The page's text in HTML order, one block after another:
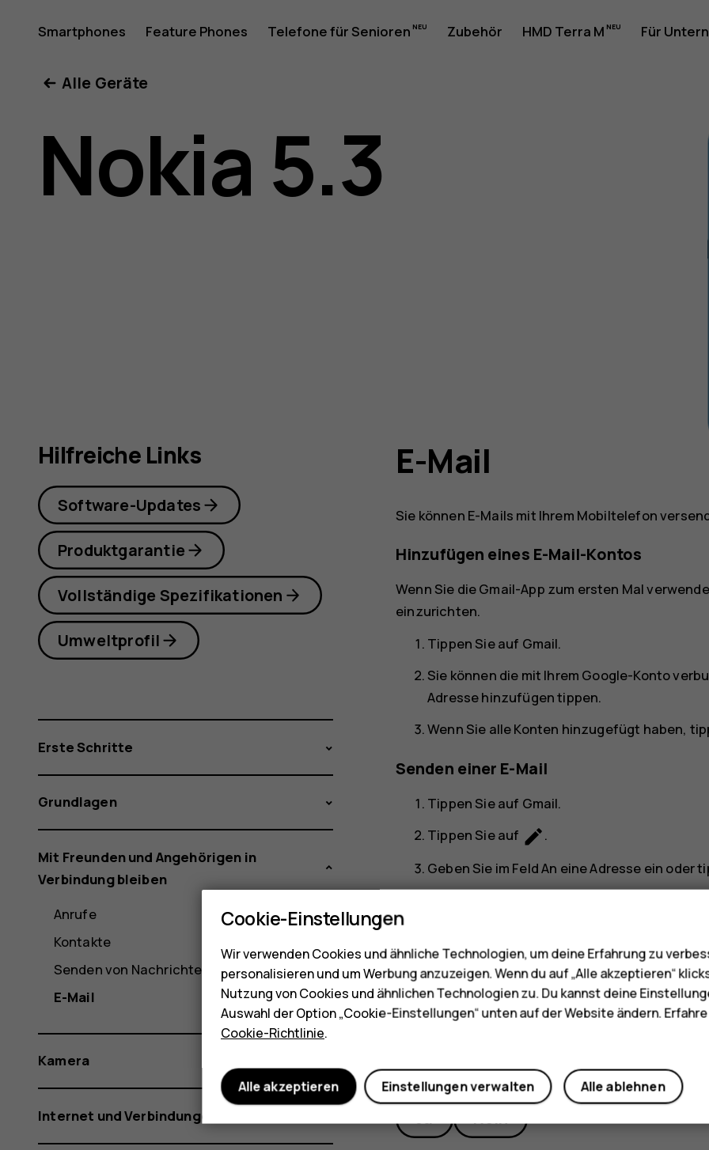
Nokia
5.3
Smartphones Feature Phones Telefone für Senioren Zubehör HMD Terra M Für
Alle Geräte
Nokia 5.3
E-Mail
Sie können E-Mails mit Ihrem Mobiltelefon
Hinzufügen eines E-Mail-Kontos
Wenn Sie die Gmail-App zum ersten Mal
einzurichten.
Tippen Sie auf Gmail.
Sie können die mit Ihrem Google-Konto
Adresse hinzufügentippen.
Wenn Sie alle Konten hinzugefügt haben,
Senden einer E-Mail
Tippen Sie auf Gmail.
Tippen Sie auf create.
Geben Sie im FeldAn eine Adresse ein oder
Did you find this helpful?
Ja Nein
Hilfreiche Links
Software-Updates
Produktgarantie
Vollständige Spezifikationen
Umweltprofil
Erste Schritte
Grundlagen
Mit Freunden und Angehörigen in
Verbindung bleiben
Anrufe
Kontakte
Senden von Nachrichten
E-Mail
Kamera
Internet und Verbindungen
Cookie-Einstellungen
Wir verwenden Cookies und ähnliche Technologien, um deine Erfahrung zu
personalisieren und um Werbung anzuzeigen. Wenn du auf „Alle akzeptieren“
Nutzung von Cookies und ähnlichen Technologien zu. Du kannst deine
Auswahl der Option „Cookie-Einstellungen“ unten auf der Website ändern.
Cookie-Richtlinie.
Alle ablehnen
Einstellungen verwalten
Alle akzeptieren